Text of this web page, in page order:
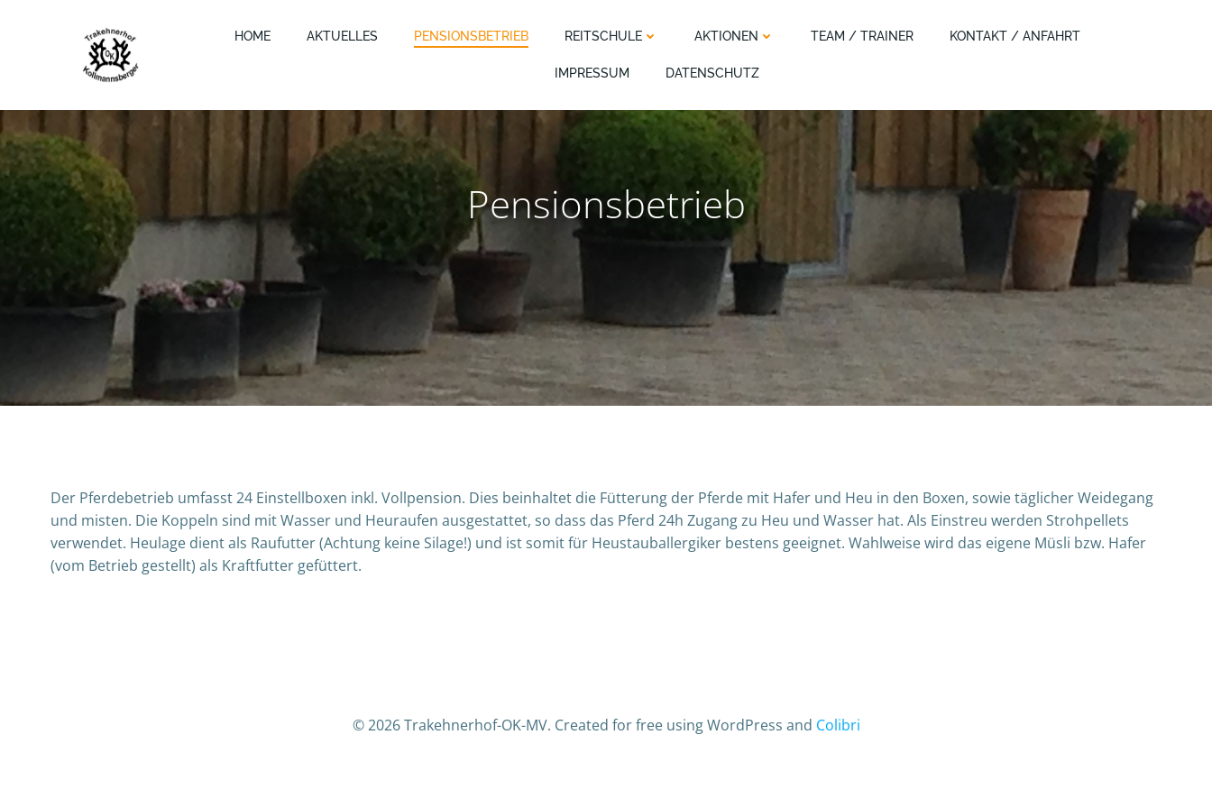
HOME AKTUELLES PENSIONSBETRIEB REITSCHULE AKTIONEN TEAM / TRAINER KONTAKT / ANFAHRT
IMPRESSUM DATENSCHUTZ
Pensionsbetrieb
Der Pferdebetrieb umfasst 24 Einstellboxen inkl. Vollpension. Dies beinhaltet die Fütterung der Pferde mit Hafer und Heu in den Boxen, sowie täglicher Weidegang
und misten. Die Koppeln sind mit Wasser und Heuraufen ausgestattet, so dass das Pferd 24h Zugang zu Heu und Wasser hat. Als Einstreu werden Strohpellets
verwendet. Heulage dient als Raufutter (Achtung keine Silage!) und ist somit für Heustauballergiker bestens geeignet. Wahlweise wird das eigene Müsli bzw. Hafer
(vom Betrieb gestellt) als Kraftfutter gefüttert.
© 2026 Trakehnerhof-OK-MV. Created for free using WordPress and Colibri